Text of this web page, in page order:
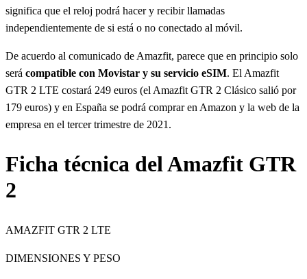
significa que el reloj podrá hacer y recibir llamadas
independientemente de si está o no conectado al móvil.
De acuerdo al comunicado de Amazfit, parece que en principio solo
será compatible con Movistar y su servicio eSIM. El Amazfit
GTR 2 LTE costará 249 euros (el Amazfit GTR 2 Clásico salió por
179 euros) y en España se podrá comprar en Amazon y la web de la
empresa en el tercer trimestre de 2021.
Ficha técnica del Amazfit GTR
2
AMAZFIT GTR 2 LTE
DIMENSIONES Y PESO